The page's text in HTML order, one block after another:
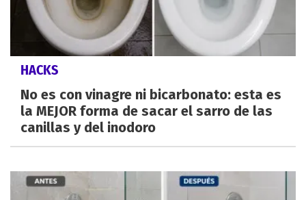
HACKS
No es con vinagre ni bicarbonato: esta es
la MEJOR forma de sacar el sarro de las
canillas y del inodoro